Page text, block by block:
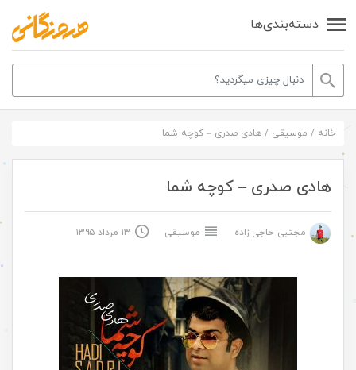
دسته‌بندی‌ها
خانه / موسیقی / هادی صدری – کوچه شما
هادی صدری – کوچه شما
مجتبی حاجی زاده موسیقی ۱۳ مرداد ۱۳۹۵